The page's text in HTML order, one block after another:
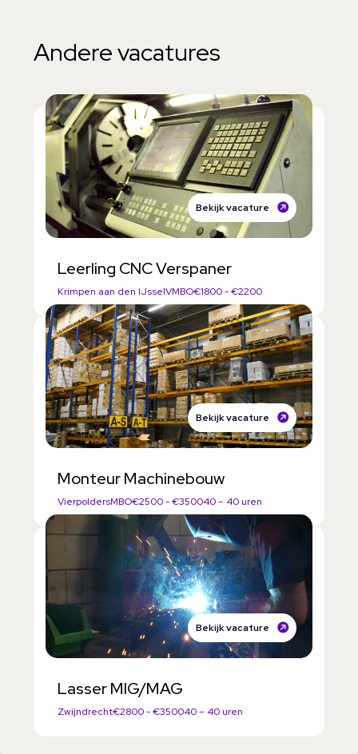
d
Andere vacatures
Bekijk vacature
Leerling CNC Verspaner
Krimpen aan den IJsselVMBO€1800 - €2200
Bekijk vacature
Monteur Machinebouw
VierpoldersMBO€2500 - €350040 – 40 uren
Bekijk vacature
Lasser MIG/MAG
Zwijndrecht€2800 - €350040 – 40 uren